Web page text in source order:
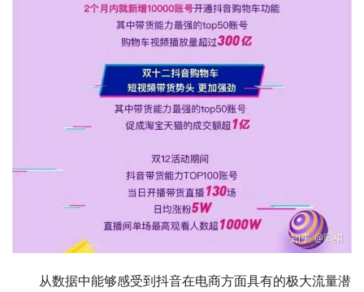
从数据中能够感受到抖音在电商方面具有的极大流量潜